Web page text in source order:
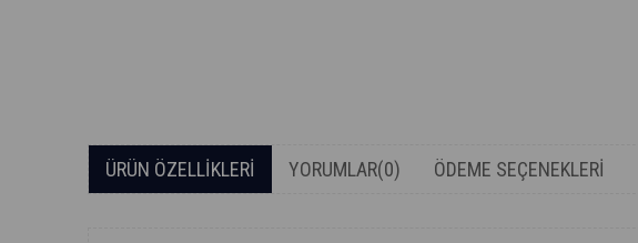
ÜRÜN ÖZELLIKLERI YORUMLAR(0) ÖDEME SEÇENEKLERI